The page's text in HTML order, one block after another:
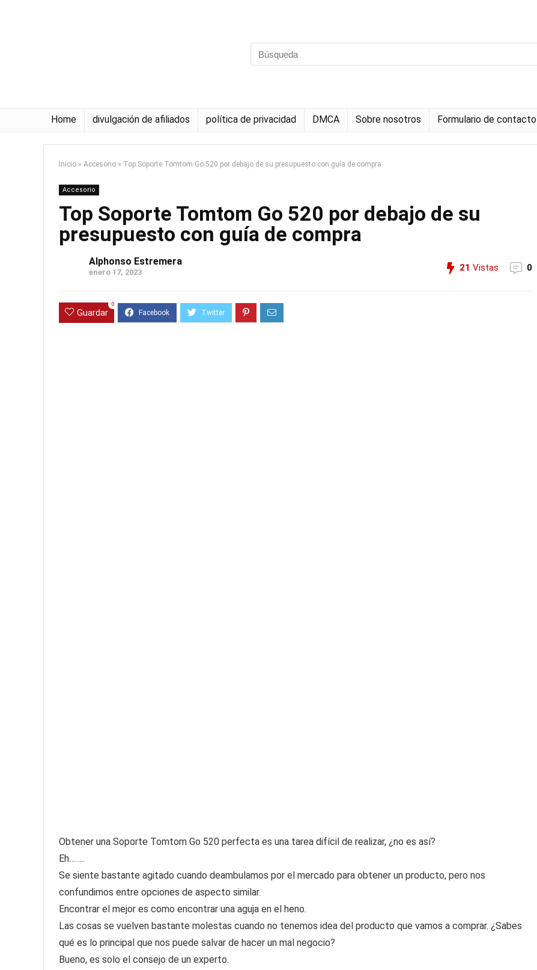
Home divulgación de afiliados política de privacidad DMCA Sobre nosotros Formulario de contacto
Inicio » Accesorio » Top Soporte Tomtom Go 520 por debajo de su presupuesto con guía de compra
Accesorio
Top Soporte Tomtom Go 520 por debajo de su
presupuesto con guía de compra
Alphonso Estremera
enero 17, 2023 21 Vistas 0
Guardar
0
Obtener una Soporte Tomtom Go 520 perfecta es una tarea difícil de realizar, ¿no es así?
Eh……..
Se siente bastante agitado cuando deambulamos por el mercado para obtener un producto, pero nos
confundimos entre opciones de aspecto similar.
Encontrar el mejor es como encontrar una aguja en el heno.
Las cosas se vuelven bastante molestas cuando no tenemos idea del producto que vamos a comprar. ¿Sabes
qué es lo principal que nos puede salvar de hacer un mal negocio?
Bueno, es solo el consejo de un experto.